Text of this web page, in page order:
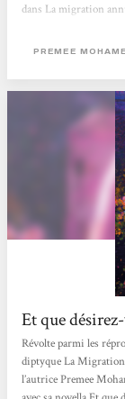
dans La migration
Forêt, c’est un décor
PREMEE
Et que
Révolte parmi les
diptyque La Migration
l’autrice Premee